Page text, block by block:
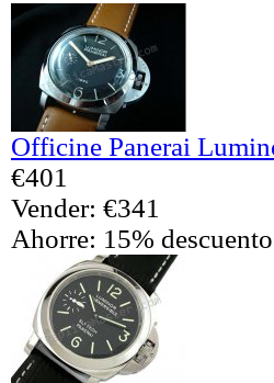
Officine Panerai
€401
Vender: €341
Ahorre: 15% descuento